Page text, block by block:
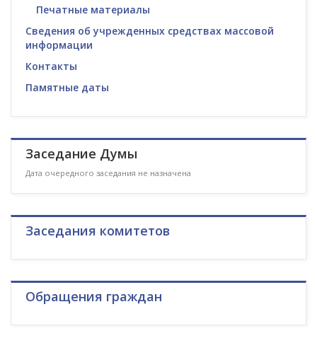
Печатные материалы
Сведения об учрежденных средствах массовой
информации
Контакты
Памятные даты
Заседание Думы
Дата очередного заседания не назначена
Заседания комитетов
Обращения граждан